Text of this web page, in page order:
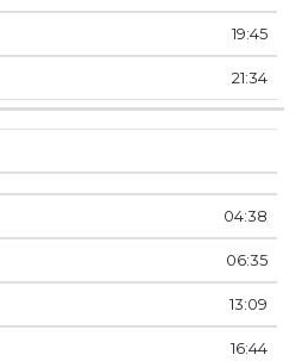
19:45
21:34
04:38
06:35
13:09
16:44